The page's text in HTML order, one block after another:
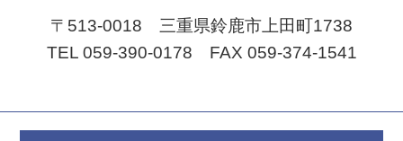
〒513-0018 三重県鈴鹿市上田町1738
TEL 059-390-0178 FAX 059-374-1541